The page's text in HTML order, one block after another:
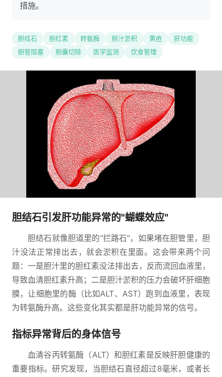
措施。
胆结石 胆红素 转氨酶 胆汁淤积 黄疸
肝功能
胆管阻塞
胆囊切除 医学监测 饮食管理
胆结石引发肝功能异常的"蝴蝶效应"
胆结石就像胆道里的"拦路石"，如果堵在胆管里，胆
汁没法正常排出去，就会淤积在里面。这会带来两个问
题：一是胆汁里的胆红素没法排出去，反而流回血液里，
导致血清胆红素升高；二是胆汁淤积的压力会破坏肝细胞
膜，让细胞里的酶（比如ALT、AST）跑到血液里，表现
为转氨酶升高。这些变化其实都是肝功能异常的信号。
指标异常背后的身体信号
血清谷丙转氨酶（ALT）和胆红素是反映肝胆健康的
重要指标。研究发现，当胆结石直径超过8毫米，或者长